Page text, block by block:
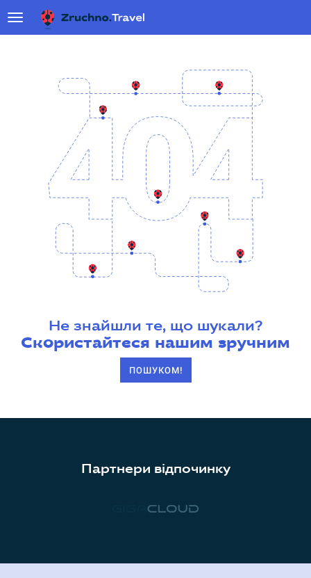
Не знайшли те, що шукали?
Скористайтеся нашим зручним
ПОШУКОМ!
Партнери відпочинку